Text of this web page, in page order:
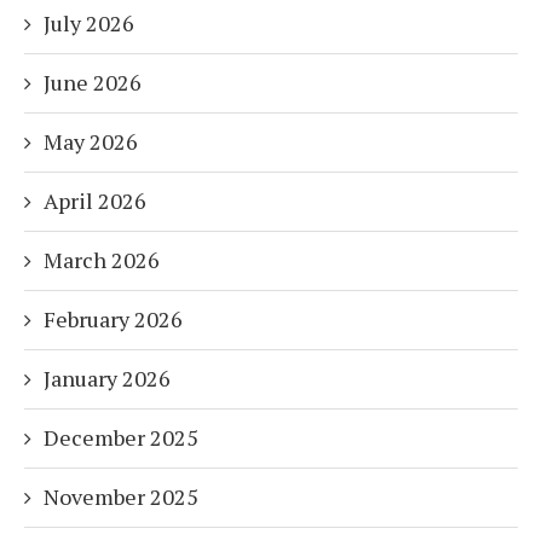
July 2026
June 2026
May 2026
April 2026
March 2026
February 2026
January 2026
December 2025
November 2025